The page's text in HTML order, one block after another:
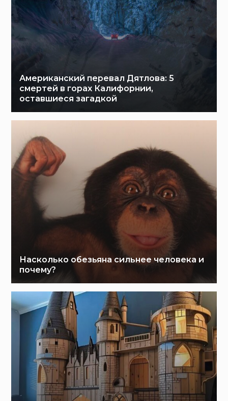
Американский перевал Дятлова: 5
смертей в горах Калифорнии,
оставшиеся загадкой
Насколько обезьяна сильнее человека и
почему?